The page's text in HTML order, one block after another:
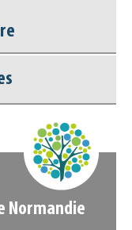
Normandie